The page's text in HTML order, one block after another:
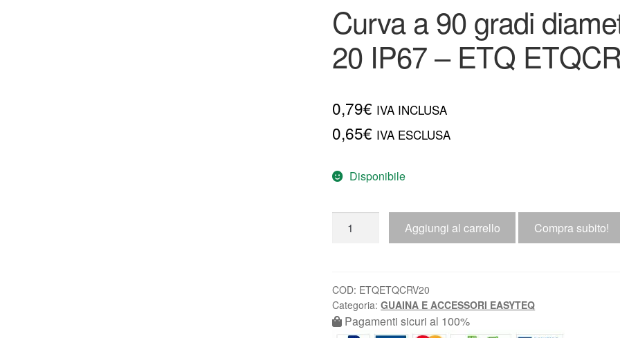
Curva a 90 gradi
20 IP67 – ETQ
0,79€ IVA INCLUSA
0,65€ IVA ESCLUSA
Disponibile
Aggiungi al carrello Compra subito!
COD: ETQETQCRV20
Categoria:GUAINA E ACCESSORI EASYTEQ
Pagamenti sicuri al 100%